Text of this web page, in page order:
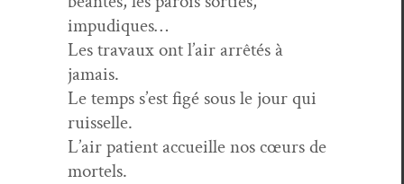
impudiques…
Les travaux ont l’air arrêtés à
jamais.
Le temps s’est figé sous le jour qui
ruisselle.
L’air patient accueille nos cœurs de
mortels.